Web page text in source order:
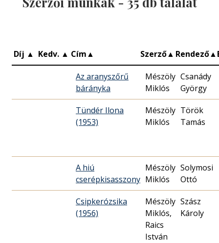
Díj ▲ Kedv. ▲ Cím▲ Szerző▲ Rendező▲
Az aranyszőrű
bárányka
Mészöly
Miklós
Csanády
György
Tündér Ilona
(1953)
Mészöly
Miklós
Török
Tamás
A hiú
cserépkisasszony
Mészöly
Miklós
Solymosi
Ottó
Csipkerózsika
(1956)
Mészöly
Miklós,
Raics
István
Szász
Károly